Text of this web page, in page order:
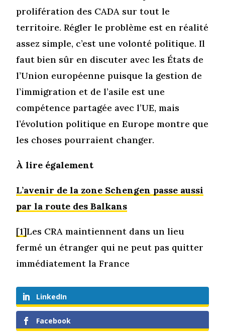
prolifération des CADA sur tout le
territoire. Régler le problème est en réalité
assez simple, c’est une volonté politique. Il
faut bien sûr en discuter avec les États de
l’Union européenne puisque la gestion de
l’immigration et de l’asile est une
compétence partagée avec l’UE, mais
l’évolution politique en Europe montre que
les choses pourraient changer.
À lire également
L’avenir de la zone Schengen passe aussi
par la route des Balkans
[1]Les CRA maintiennent dans un lieu
fermé un étranger qui ne peut pas quitter
immédiatement la France
LinkedIn
Facebook